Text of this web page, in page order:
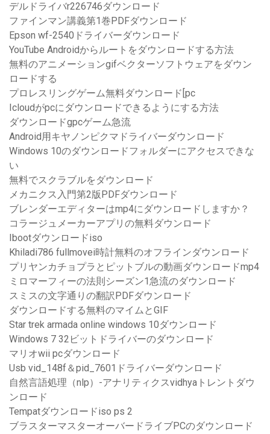
デルドライバr226746ダウンロード
ファインマン講義第1巻PDFダウンロード
Epson wf-2540ドライバーダウンロード
YouTube Androidからルートをダウンロードする方法
無料のアニメーションgifベクターソフトウェアをダウン
ロードする
プロレスリングゲーム無料ダウンロード[pc
Icloudがpcにダウンロードできるようにする方法
ダウンロードgpcゲーム急流
Android用キヤノンピクマドライバーダウンロード
Windows 10のダウンロードフォルダーにアクセスできな
い
無料でスクラブルをダウンロード
メカニクス入門第2版PDFダウンロード
ブレンダーエディターはmp4にダウンロードしますか？
コラージュメーカーアプリの無料ダウンロード
Ibootダウンロードiso
Khiladi786 fullmovei時計無料のオフラインダウンロード
プリヤンカチョプラとピットブルの動画ダウンロードmp4
ミロマーフィーの法則シーズン1急流のダウンロード
スミスの文字通りの翻訳PDFダウンロード
ダウンロードする無料のマイムとGIF
Star trek armada online windows 10ダウンロード
Windows 7 32ビットドライバーのダウンロード
マリオwii pcダウンロード
Usb vid_148f＆pid_7601ドライバーダウンロード
自然言語処理（nlp）-アナリティクスvidhyaトレントダウ
ンロード
Tempatダウンロードiso ps 2
ブラスターマスターオーバードライブPCのダウンロード